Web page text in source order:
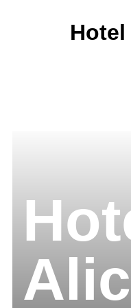
Hotel